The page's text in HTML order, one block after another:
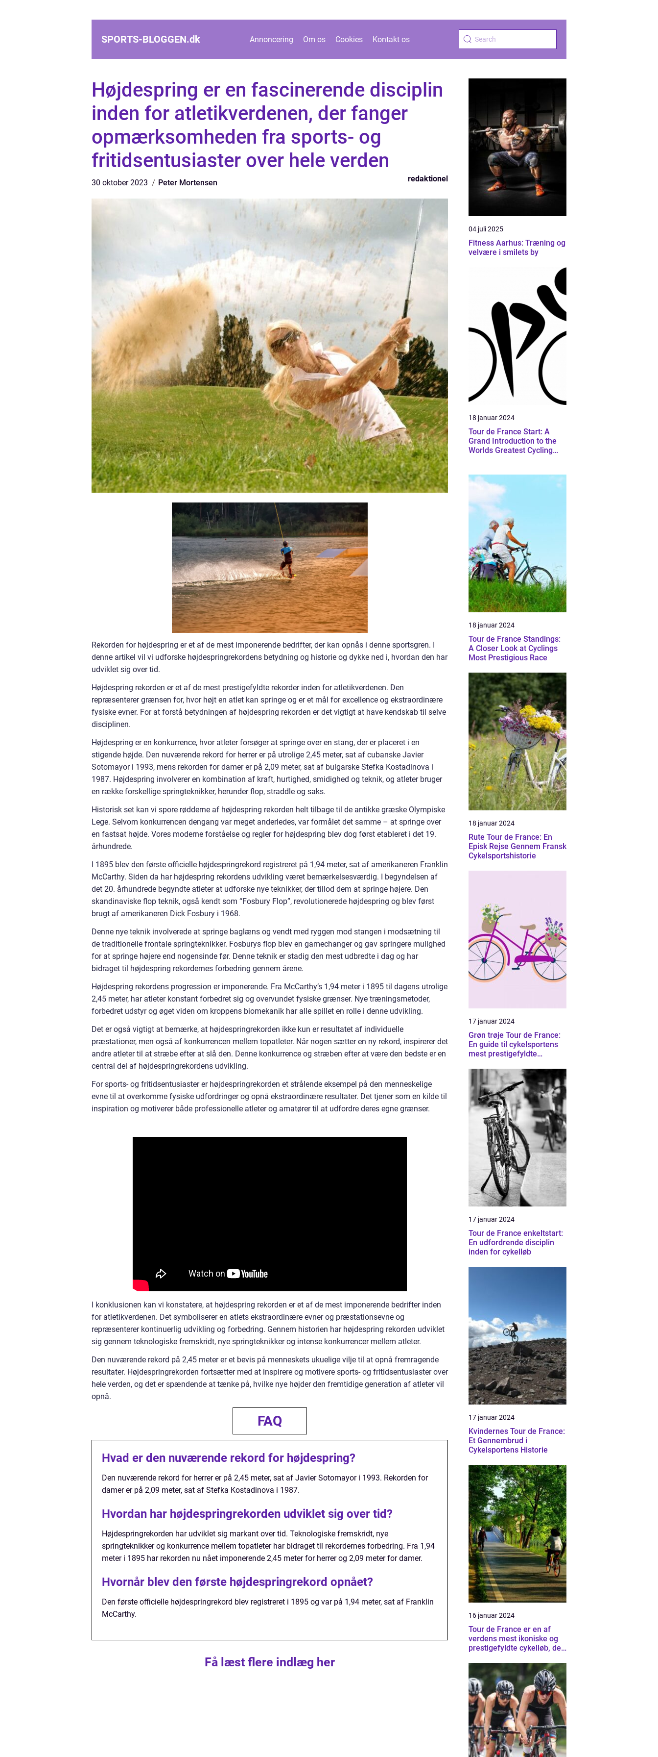
SPORTS-BLOGGEN.dk Annoncering Om os Cookies Kontakt os
Højdespring er en fascinerende disciplin
inden for atletikverdenen, der fanger
opmærksomheden fra sports- og
fritidsentusiaster over hele verden
30 oktober 2023 Peter Mortensen redaktionel
Rekorden for højdespring er et af de mest imponerende bedrifter, der kan opnås i denne sportsgren. I
denne artikel vil vi udforske højdespringrekordens betydning og historie og dykke ned i, hvordan den har
udviklet sig over tid.
Højdespring rekorden er et af de mest prestigefyldte rekorder inden for atletikverdenen. Den
repræsenterer grænsen for, hvor højt en atlet kan springe og er et mål for excellence og ekstraordinære
fysiske evner. For at forstå betydningen af højdespring rekorden er det vigtigt at have kendskab til selve
disciplinen.
Højdespring er en konkurrence, hvor atleter forsøger at springe over en stang, der er placeret i en
stigende højde. Den nuværende rekord for herrer er på utrolige 2,45 meter, sat af cubanske Javier
Sotomayor i 1993, mens rekorden for damer er på 2,09 meter, sat af bulgarske Stefka Kostadinova i
1987. Højdespring involverer en kombination af kraft, hurtighed, smidighed og teknik, og atleter bruger
en række forskellige springteknikker, herunder flop, straddle og saks.
Historisk set kan vi spore rødderne af højdespring rekorden helt tilbage til de antikke græske Olympiske
Lege. Selvom konkurrencen dengang var meget anderledes, var formålet det samme – at springe over
en fastsat højde. Vores moderne forståelse og regler for højdespring blev dog først etableret i det 19.
århundrede.
I 1895 blev den første officielle højdespringrekord registreret på 1,94 meter, sat af amerikaneren Franklin
McCarthy. Siden da har højdespring rekordens udvikling været bemærkelsesværdig. I begyndelsen af
det 20. århundrede begyndte atleter at udforske nye teknikker, der tillod dem at springe højere. Den
skandinaviske flop teknik, også kendt som “Fosbury Flop”, revolutionerede højdespring og blev først
brugt af amerikaneren Dick Fosbury i 1968.
Denne nye teknik involverede at springe baglæns og vendt med ryggen mod stangen i modsætning til
de traditionelle frontale springteknikker. Fosburys flop blev en gamechanger og gav springere mulighed
for at springe højere end nogensinde før. Denne teknik er stadig den mest udbredte i dag og har
bidraget til højdespring rekordernes forbedring gennem årene.
Højdespring rekordens progression er imponerende. Fra McCarthy’s 1,94 meter i 1895 til dagens utrolige
2,45 meter, har atleter konstant forbedret sig og overvundet fysiske grænser. Nye træningsmetoder,
forbedret udstyr og øget viden om kroppens biomekanik har alle spillet en rolle i denne udvikling.
Det er også vigtigt at bemærke, at højdespringrekorden ikke kun er resultatet af individuelle
præstationer, men også af konkurrencen mellem topatleter. Når nogen sætter en ny rekord, inspirerer det
andre atleter til at stræbe efter at slå den. Denne konkurrence og stræben efter at være den bedste er en
central del af højdespringrekordens udvikling.
For sports- og fritidsentusiaster er højdespringrekorden et strålende eksempel på den menneskelige
evne til at overkomme fysiske udfordringer og opnå ekstraordinære resultater. Det tjener som en kilde til
inspiration og motiverer både professionelle atleter og amatører til at udfordre deres egne grænser.
I konklusionen kan vi konstatere, at højdespring rekorden er et af de mest imponerende bedrifter inden
for atletikverdenen. Det symboliserer en atlets ekstraordinære evner og præstationsevne og
repræsenterer kontinuerlig udvikling og forbedring. Gennem historien har højdespring rekorden udviklet
sig gennem teknologiske fremskridt, nye springteknikker og intense konkurrencer mellem atleter.
Den nuværende rekord på 2,45 meter er et bevis på menneskets ukuelige vilje til at opnå fremragende
resultater. Højdespringrekorden fortsætter med at inspirere og motivere sports- og fritidsentusiaster over
hele verden, og det er spændende at tænke på, hvilke nye højder den fremtidige generation af atleter vil
opnå.
FAQ
Hvad er den nuværende rekord for højdespring?
Den nuværende rekord for herrer er på 2,45 meter, sat af Javier Sotomayor i 1993. Rekorden for
damer er på 2,09 meter, sat af Stefka Kostadinova i 1987.
Hvordan har højdespringrekorden udviklet sig over tid?
Højdespringrekorden har udviklet sig markant over tid. Teknologiske fremskridt, nye
springteknikker og konkurrence mellem topatleter har bidraget til rekordernes forbedring. Fra 1,94
meter i 1895 har rekorden nu nået imponerende 2,45 meter for herrer og 2,09 meter for damer.
Hvornår blev den første højdespringrekord opnået?
Den første officielle højdespringrekord blev registreret i 1895 og var på 1,94 meter, sat af Franklin
McCarthy.
Få læst flere indlæg her
04 juli 2025
Fitness Aarhus: Træning og
velvære i smilets by
18 januar 2024
Tour de France Start: A
Grand Introduction to the
Worlds Greatest Cycling
18 januar 2024
Tour de France Standings:
A Closer Look at Cyclings
Most Prestigious Race
18 januar 2024
Rute Tour de France: En
Episk Rejse Gennem Fransk
Cykelsportshistorie
17 januar 2024
Grøn trøje Tour de France:
En guide til cykelsportens
mest prestigefyldte
17 januar 2024
Tour de France enkeltstart:
En udfordrende disciplin
inden for cykelløb
17 januar 2024
Kvindernes Tour de France:
Et Gennembrud i
Cykelsportens Historie
16 januar 2024
Tour de France er en af
verdens mest ikoniske og
prestigefyldte cykelløb, der
tilskuere og
cykelentusiaster fra hele
verden hvert år